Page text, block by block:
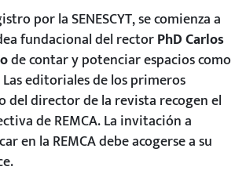
por la SENESCYT, se comienza a
fundacional del rectorPhD Carlos
de contar y potenciar espacios como
Las editoriales de los primeros
del director de la revista recogen el
de REMCA. La invitación a
en la REMCA debe acogerse a su